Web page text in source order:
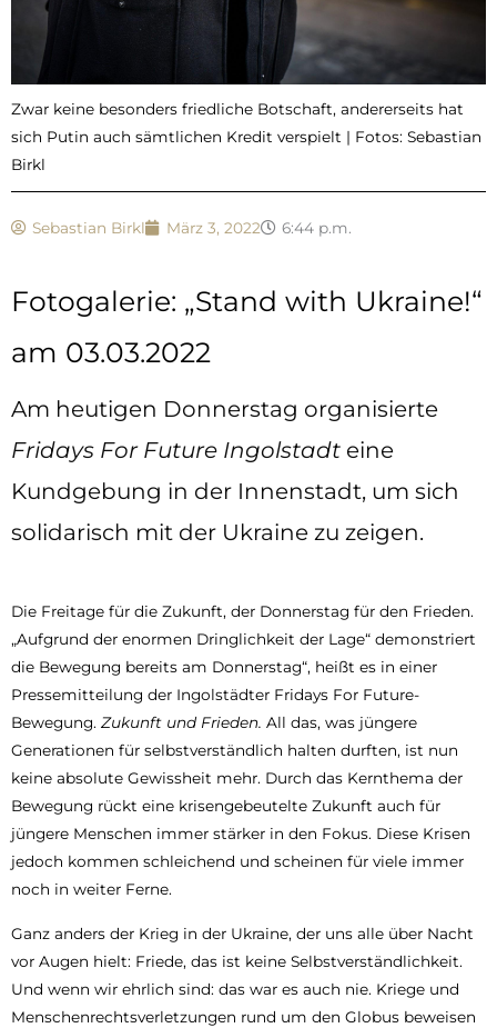
Zwar keine besonders friedliche Botschaft, andererseits hat
sich Putin auch sämtlichen Kredit verspielt | Fotos: Sebastian
Birkl
Sebastian Birkl März 3, 2022 6:44 p.m.
Fotogalerie: „Stand with Ukraine!“
am 03.03.2022
Am heutigen Donnerstag organisierte
Fridays For Future Ingolstadt eine
Kundgebung in der Innenstadt, um sich
solidarisch mit der Ukraine zu zeigen.
Die Freitage für die Zukunft, der Donnerstag für den Frieden.
„Aufgrund der enormen Dringlichkeit der Lage“ demonstriert
die Bewegung bereits am Donnerstag“, heißt es in einer
Pressemitteilung der Ingolstädter Fridays For Future-
Bewegung. Zukunft und Frieden. All das, was jüngere
Generationen für selbstverständlich halten durften, ist nun
keine absolute Gewissheit mehr. Durch das Kernthema der
Bewegung rückt eine krisengebeutelte Zukunft auch für
jüngere Menschen immer stärker in den Fokus. Diese Krisen
jedoch kommen schleichend und scheinen für viele immer
noch in weiter Ferne.
Ganz anders der Krieg in der Ukraine, der uns alle über Nacht
vor Augen hielt: Friede, das ist keine Selbstverständlichkeit.
Und wenn wir ehrlich sind: das war es auch nie. Kriege und
Menschenrechtsverletzungen rund um den Globus beweisen